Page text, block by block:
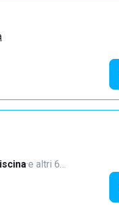
·e altri 6…